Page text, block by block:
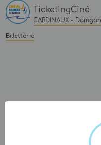
TicketingCiné
CARDINAUX - Damgan
Billetterie